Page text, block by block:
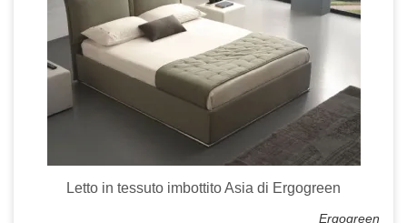
Letto in tessuto imbottito Asia di Ergogreen
Ergogreen